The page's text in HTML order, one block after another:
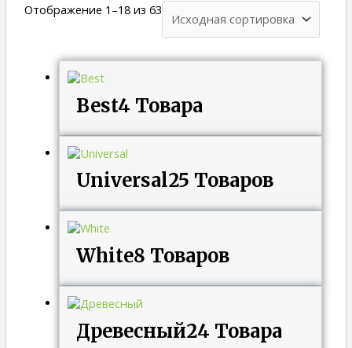
Отображение 1–18 из 63
Best4 Товара
Universal25 Товаров
White8 Товаров
Древесный24 Товара